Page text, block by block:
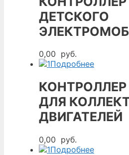
ДЕТСКОГО
0,00 руб.
Подробнее
КОНТРОЛЛЕР
ДЛЯ
ДВИГАТЕЛЕЙ
0,00 руб.
Подробнее